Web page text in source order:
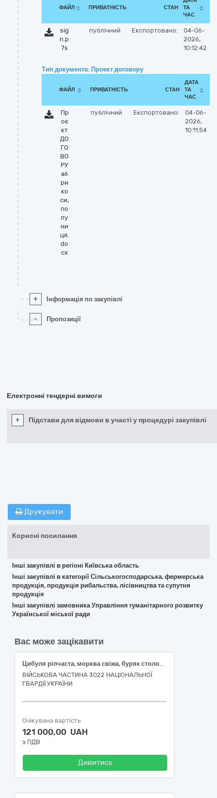
ФАЙЛ ПРИВАТНІСТЬ СТАН
ТА
ЧАС
sig
n.p
7s
публічний Експортовано:
04-06-
2026,
10:12:42
Тип документа: Проект договору
ФАЙЛ ПРИВАТНІСТЬ СТАН
ДАТА
ТА
ЧАС
Пр
оє
кт
ДО
ГО
ВО
РУ
аб
ри
ко
си,
по
лу
ни
ця.
do
cx
публічний Експортовано:
04-06-
2026,
10:11:54
+ Інформація по закупівлі
- Пропозиції
Електронні тендерні вимоги
+ Підстави для відмови в участі у процедурі закупівлі
Друкувати
Корисні посилання
Інші закупівлі в регіоні Київська область
Інші закупівлі в категорії Сільськогосподарська, фермерська
продукція, продукція рибальства, лісівництва та супутня
продукція
Інші закупівлі замовника Управління гуманітарного розвитку
Української міської ради
Вас може зацікавити
Цибуля ріпчаста, морква свіжа, буряк столовий свіжий
ВІЙСЬКОВА ЧАСТИНА 3022 НАЦІОНАЛЬНОЇ
ГВАРДІЇ УКРАЇНИ
Очікувана вартість
121 000,00 UAH
з ПДВ
Дивитись